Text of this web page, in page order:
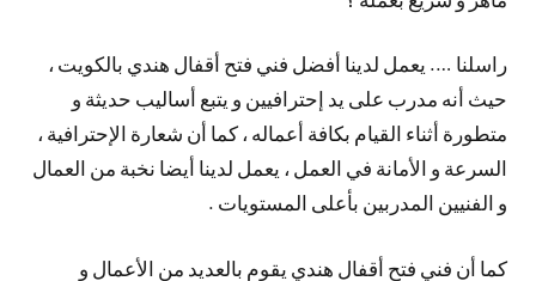
راسلنا …. يعمل لدينا أفضل فني فتح أقفال هندي بالكويت ،
حيث أنه مدرب على يد إحترافيين و يتبع أساليب حديثة و
متطورة أثناء القيام بكافة أعماله ، كما أن شعارة الإحترافية ،
السرعة و الأمانة في العمل ، يعمل لدينا أيضا نخبة من العمال
و الفنيين المدربين بأعلى المستويات .
كما أن فني فتح أقفال هندي يقوم بالعديد من الأعمال و